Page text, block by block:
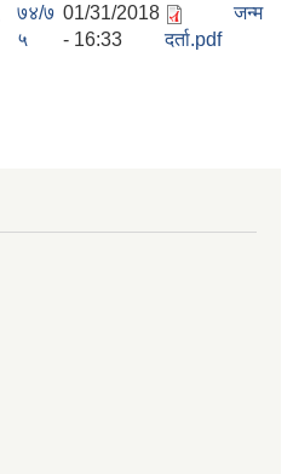
७४/७
५
01/31/2018
- 16:33
जन्म
दर्ता.pdf